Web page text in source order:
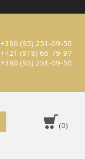
+380 (95) 251-09-50
+421 (918) 66-79-97
+380 (95) 251-09-50